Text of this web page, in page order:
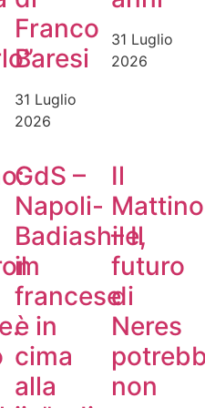
Franco
Baresi
31 Luglio
2026
31 Luglio
2026
GdS –
Napoli-
Badiashile,
il
francese
è in
cima
alla
Il
Mattino
– Il
futuro
di
Neres
non